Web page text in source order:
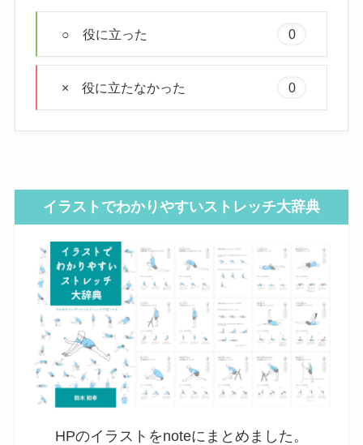
○ 役に立った 0
× 役に立たなかった 0
イラストでわかりやすいストレッチ大辞典
HPのイラストをnoteにまとめました。